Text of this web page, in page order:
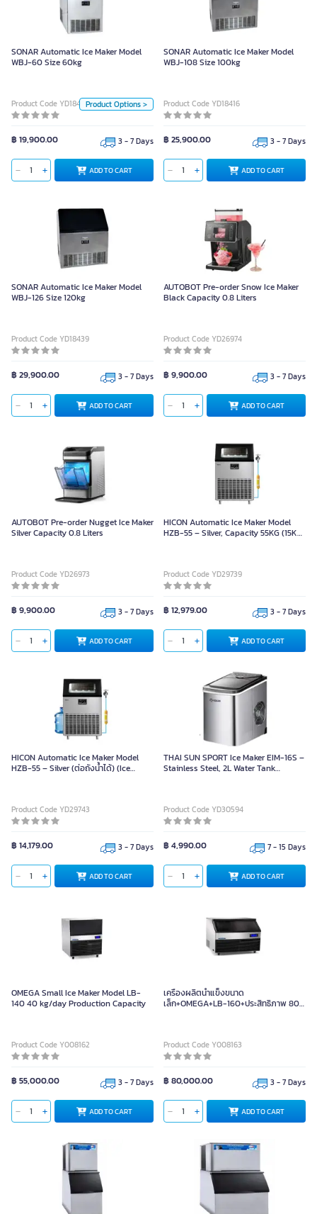
SONAR Automatic Ice Maker Model
WBJ-60 Size 60kg
Product Code YD18410Product Options >
฿ 19,900.00 3 - 7 Days
ADD TO CART
SONAR Automatic Ice Maker
Steel
Unit
Piece
Piece
ADD TO CART
SONAR Automatic Ice Maker Model
WBJ-108 Size 100kg
Product Code YD18416
฿ 25,900.00 3 - 7 Days
ADD TO CART
SONAR Automatic Ice Maker Model
WBJ-126 Size 120kg
Product Code YD18439
฿ 29,900.00 3 - 7 Days
ADD TO CART
AUTOBOT Pre-order Snow Ice Maker
Black Capacity 0.8 Liters
Product Code YD26974
฿ 9,900.00 3 - 7 Days
ADD TO CART
AUTOBOT Pre-order Nugget Ice Maker
Silver Capacity 0.8 Liters
Product Code YD26973
฿ 9,900.00 3 - 7 Days
ADD TO CART
HICON Automatic Ice Maker Model
HZB-55 – Silver, Capacity 55KG (15KG
Product Code YD29739
฿ 12,979.00 3 - 7 Days
ADD TO CART
HICON Automatic Ice Maker Model
HZB-55 – Silver (ต่อถังน้ำได้) (Ice
Product Code YD29743
฿ 14,179.00 3 - 7 Days
ADD TO CART
THAI SUN SPORT Ice Maker EIM-16S –
Stainless Steel, 2L Water Tank
Product Code YD30594
฿ 4,990.00 7 - 15 Days
ADD TO CART
OMEGA Small Ice Maker Model LB-
140 40 kg/day Production Capacity
Product Code Y008162
฿ 55,000.00 3 - 7 Days
ADD TO CART
เครื่องผลิตน้ำแข็งขนาด
เล็ก+OMEGA+LB-160+ประสิทธิภาพ 80
Product Code Y008163
฿ 80,000.00 3 - 7 Days
ADD TO CART